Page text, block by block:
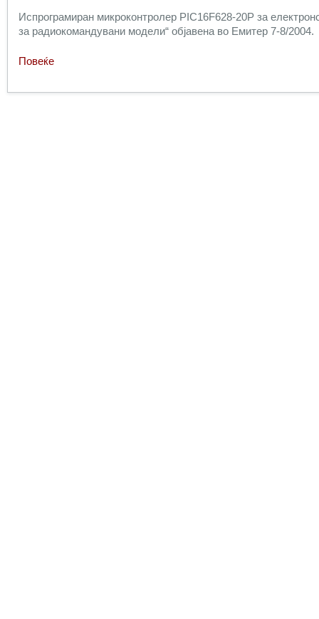
Испрограмиран микроконтролер PIC16F628-20P за
за радиокомандувани модели“ објавена во Емитер 7-8/2004.
Повеќе